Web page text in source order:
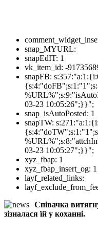
snap_MYURL:
snapEdIT: 1
vk_item_id: -
snapFB:
03-23 10:05:26";}}";
snap_isAutoPosted: 1
snapTW:
03-23 10:05:27";}}";
xyz_fbap: 1
xyz_fbap_insert_og: 1
layf_related_links:
Співачка
зізналася їй у коханні.